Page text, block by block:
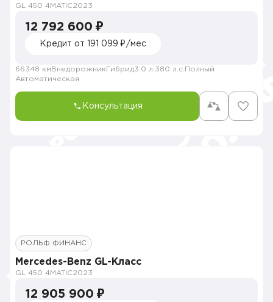
GL 450 4MATIC2023
12 792 600 ₽
Кредит от 191 099 ₽/мес
66348 км Внедорожник Гибрид3.0 л. 380 л.с. Полный
Автоматическая
Консультация
РОЛЬФ ФИНАНС
Mercedes-Benz GL-Класс
GL 450 4MATIC2023
12 905 900 ₽